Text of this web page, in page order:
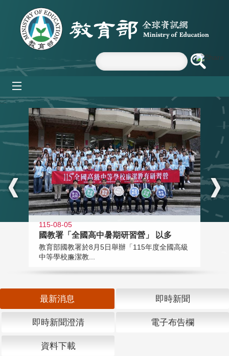
跳到主要內容區塊
:::
115-08-05
國教署「全國高中暑期研習營」 以多
教育部國教署於8月5日舉辦「115年度全國高級
中等學校廉潔教...
最新消息 即時新聞
即時新聞澄清 電子布告欄
資料下載